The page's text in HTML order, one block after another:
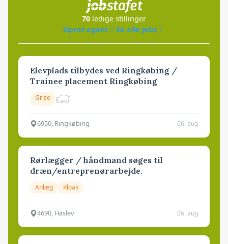
70 ledige stillinger
Opret agent
Se alle jobs
Elevplads tilbydes ved Ringkøbing /
Trainee placement Ringkøbing
Grise
6950, Ringkøbing 06. aug.
Rørlægger / håndmand søges til
dræn/entreprenørarbejde.
Anlæg Kloak
4690, Haslev 06. aug.